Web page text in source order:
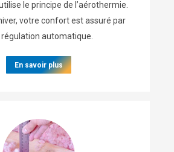
le principe de l’aérothermie.
votre confort est assuré par
automatique.
En savoir plus